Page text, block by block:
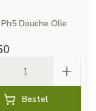
Douche Olie
Bestel